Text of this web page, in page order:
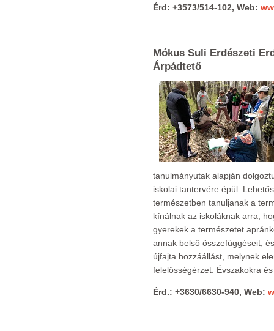
Érd: +3573/514-102, Web:
Mókus Suli Erdészeti
Árpádtető
tanulmányutak alapján
iskolai tantervére épül.
természetben tanuljanak a
kínálnak az iskoláknak arra,
gyerekek a természetet
annak belső összefüggéseit,
újfajta hozzáállást, melynek
felelősségérzet. Évszakokra
Érd.: +3630/6630-940, Web: